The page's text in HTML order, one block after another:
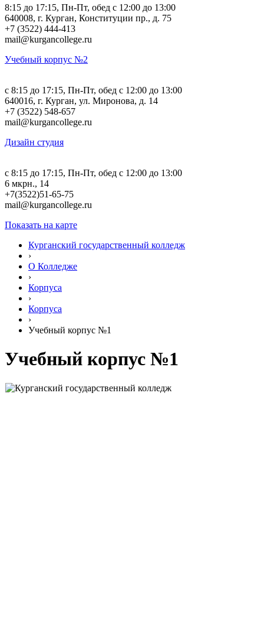
8:15 до 17:15, Пн-Пт, обед с 12:00 до 13:00
640008, г. Курган, Конституции пр., д. 75
+7 (3522) 444-413
mail@kurgancollege.ru
Учебный корпус №2
c 8:15 до 17:15, Пн-Пт, обед с 12:00 до 13:00
640016, г. Курган, ул. Миронова, д. 14
+7 (3522) 548-657
mail@kurgancollege.ru
Дизайн студия
c 8:15 до 17:15, Пн-Пт, обед с 12:00 до 13:00
6 мкрн., 14
+7(3522)51-65-75
mail@kurgancollege.ru
Показать на карте
Курганский государственный колледж
›
О Колледже
›
Корпуса
›
Корпуса
›
Учебный корпус №1
Учебный корпус №1